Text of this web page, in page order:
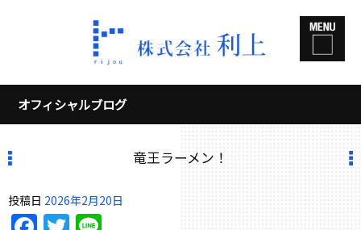
オフィシャルブログ
竜王ラーメン！
投稿日 2026年2月20日